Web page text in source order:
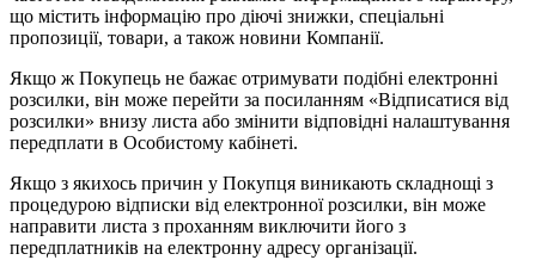
що містить інформацію про діючі знижки, спеціальні
пропозиції, товари, а також новини Компанії.
Якщо ж Покупець не бажає отримувати подібні електронні
розсилки, він може перейти за посиланням «Відписатися від
розсилки» внизу листа або змінити відповідні налаштування
передплати в Особистому кабінеті.
Якщо з якихось причин у Покупця виникають складнощі з
процедурою відписки від електронної розсилки, він може
направити листа з проханням виключити його з
передплатників на електронну адресу організації.